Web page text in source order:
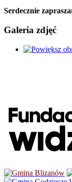
Serdecznie
Galeria zdjęć